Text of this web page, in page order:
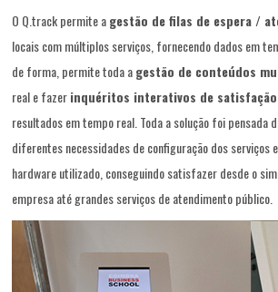
O Q.track permite agestão de filas de espera /
locais com múltiplos serviços, fornecendo dados em
de forma, permite toda agestão de conteúdos
real e fazerinquéritos interativos de satisfação
resultados em tempo real. Toda a solução foi pensada
diferentes necessidades de configuração dos
hardware utilizado, conseguindo satisfazer desde o
empresa até grandes serviços de atendimento público.